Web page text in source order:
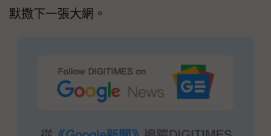
默撒下一張大網。